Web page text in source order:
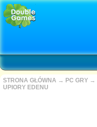
STRONA GŁÓWNA → PC GRY →
UPIORY EDENU